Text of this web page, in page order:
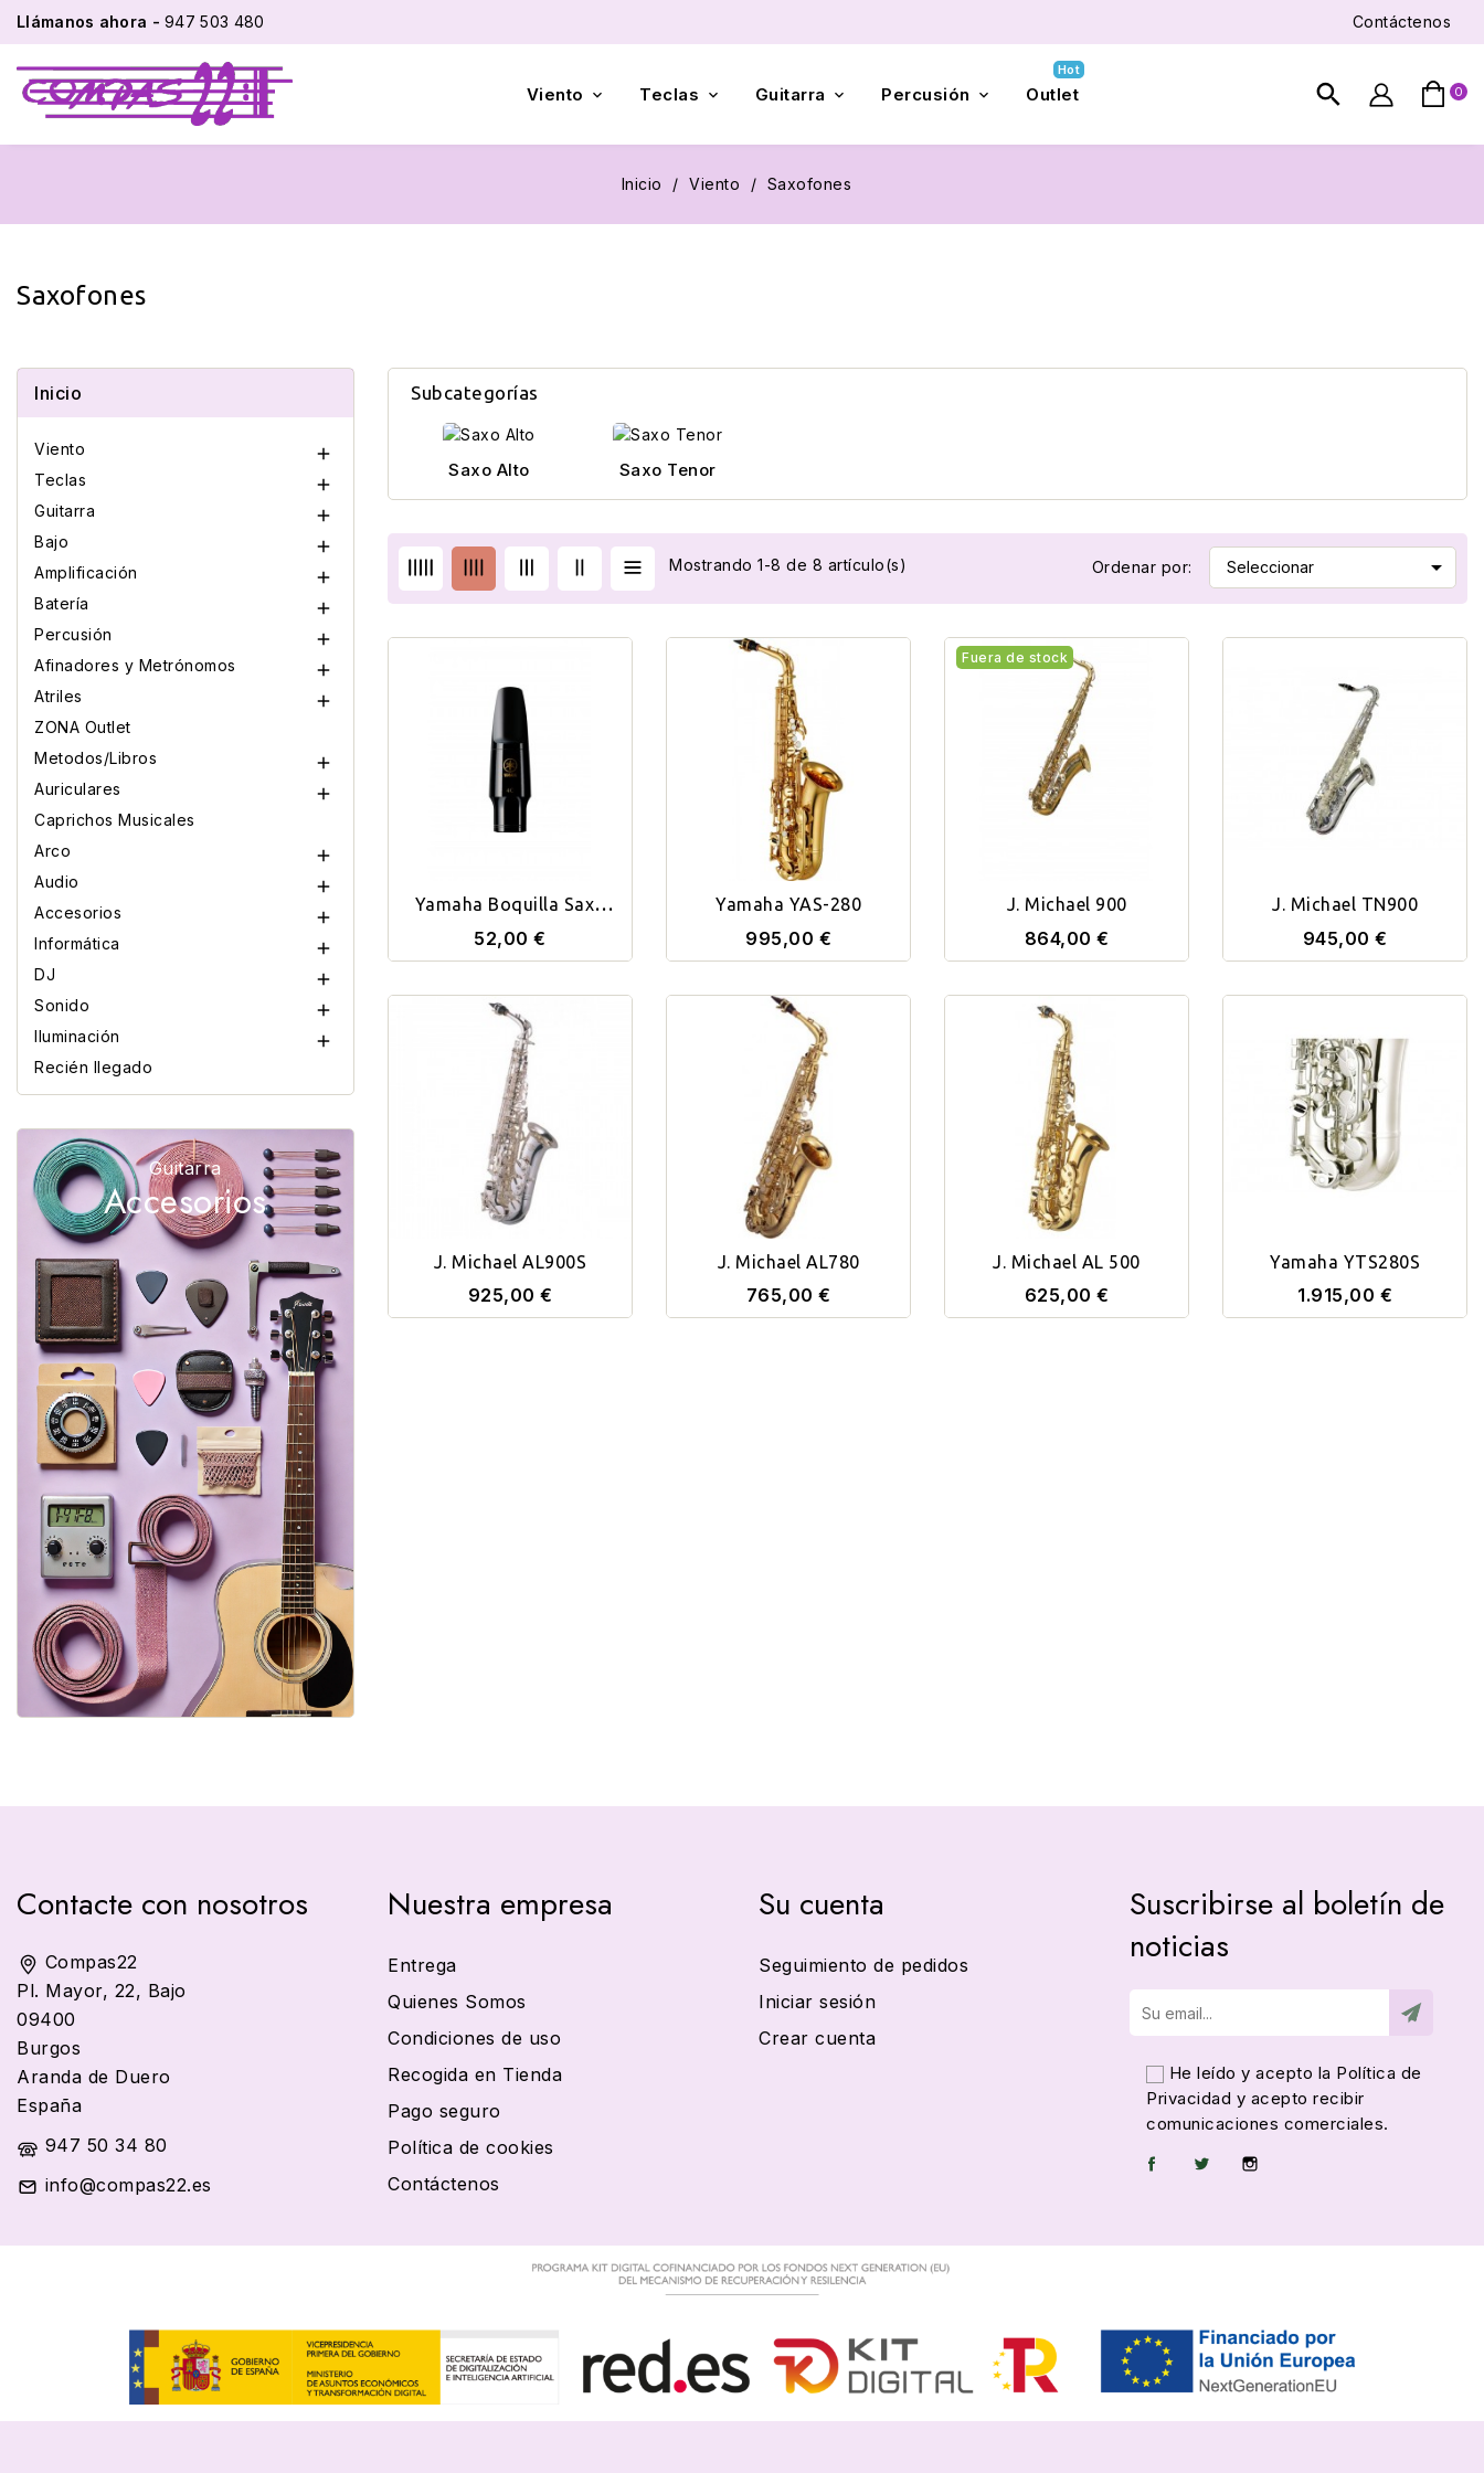
Llámanos ahora - 947 503 480 Contáctenos
Viento  Teclas  Guitarra  Percusión  Outlet
Hot
0
search
Inicio Viento Saxofones
Saxofones
Inicio
Viento 
Teclas 
Guitarra 
Bajo 
Amplificación 
Batería 
Percusión 
Afinadores y Metrónomos 
Atriles 
ZONA Outlet
Metodos/Libros

Auriculares 
Caprichos Musicales
Arco

Audio 
Accesorios 
Informática 
DJ 
Sonido 
Iluminación 
Recién llegado
Guitarra
Accesorios
Subcategorías
Saxo Alto Saxo Tenor
Mostrando 1-8 de 8 artículo(s) Ordenar por: Seleccionar 
Yamaha Boquilla Saxo
Tenor TS4C
52,00 €
Yamaha YAS-280
995,00 €
Fuera de stock
J. Michael 900
864,00 €
J. Michael TN900
945,00 €
J. Michael AL900S
925,00 €
J. Michael AL780
765,00 €
J. Michael AL 500
625,00 €
Yamaha YTS280S
1.915,00 €
Contacte con nosotros
Compas22
Pl. Mayor, 22, Bajo
09400
Burgos
Aranda de Duero
España
947 50 34 80
info@compas22.es
Nuestra empresa
Entrega
Quienes Somos
Condiciones de uso
Recogida en Tienda
Pago seguro
Política de cookies
Contáctenos
Su cuenta
Seguimiento de pedidos
Iniciar sesión
Crear cuenta
Suscribirse al boletín de
noticias
He leído y acepto la Política de
Privacidad y acepto recibir
comunicaciones comerciales.
Facebook
Twitter